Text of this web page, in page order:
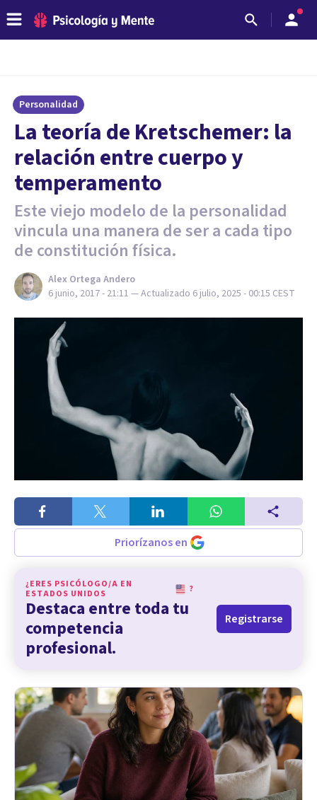
Personalidad
La teoría de Kretschemer: la
relación entre cuerpo y
temperamento
Este viejo modelo de la personalidad
vincula una manera de ser a cada tipo
de constitución física.
Alex Ortega Andero
6 junio, 2017 - 21:11 — Actualizado 6 julio, 2025 - 00:15 CEST
Priorízanos en
¿ERES PSICÓLOGO/A EN
ESTADOS UNIDOS
?
Destaca entre toda tu
competencia
profesional.
Registrarse